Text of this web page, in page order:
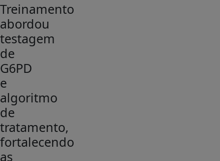
Treinamento
abordou
testagem
de
G6PD
e
algoritmo
de
tratamento,
fortalecendo
as